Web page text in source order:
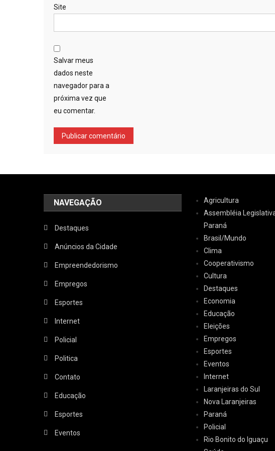
Site
Salvar meus
dados neste
navegador para a
próxima vez que
eu comentar.
NAVEGAÇÃO
Destaques
Anúncios da Cidade
Empreendedorismo
Empregos
Esportes
Internet
Policial
Politica
Contato
Educação
Esportes
Eventos
Agricultura
Assembléia
Paraná
Brasil/Mundo
Clima
Cooperativismo
Cultura
Destaques
Economia
Educação
Eleições
Empregos
Esportes
Eventos
Internet
Laranjeiras do Sul
Nova Laranjeiras
Paraná
Policial
Rio Bonito do Iguaçu